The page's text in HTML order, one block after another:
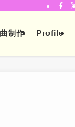
曲制作 Profile